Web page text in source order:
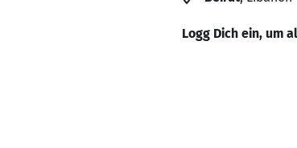
Logg Dich ein, um